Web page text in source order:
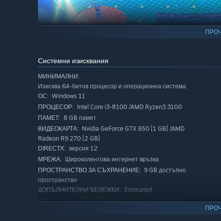
◆ Heroes With Roles
Pick heroes with unique abilities and skills to fulfill
- DAMAGE: Simple but effective, super aggressive
- TANK: Persistent and hard to K.O., help your team
- TECHNICAL: Versatile support, maximize your team's
Системни изисквания
МИНИМАЛНИ:
Изисква 64-битов процесор и операционна система
ОС: Windows 11
ПРОЦЕСОР: Intel Core i3-8100 /AMD Ryzen3 3100
ПАМЕТ: 8 GB памет
ВИДЕОКАРТА: Nvidia GeForce GTX 650 [1 GB] /AMD
Radeon R9 270 [2 GB]
DIRECTX: версия 12
МРЕЖА: Широколентова интернет връзка
ПРОСТРАНСТВО ЗА СЪХРАНЕНИЕ: 9 GB достъпно
пространство
ДОПЪЛНИТЕЛНИ БЕЛЕЖКИ:
Estimated
performance: 1080p/60fps with graphics settings at